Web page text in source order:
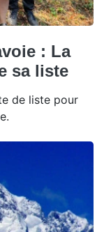
: La
sa liste
de liste pour